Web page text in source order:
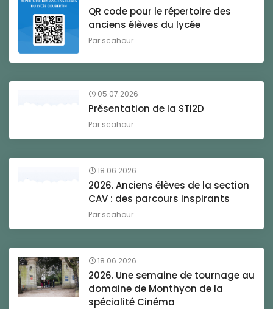
QR code pour le répertoire des
anciens élèves du lycée
Par scahour
05.07.2026
Présentation de la STI2D
Par scahour
18.06.2026
2026. Anciens élèves de la section
CAV : des parcours inspirants
Par scahour
18.06.2026
2026. Une semaine de tournage au
domaine de Monthyon de la
spécialité Cinéma